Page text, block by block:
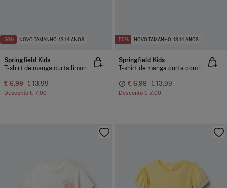
-50% NOVO TAMANHO: 13-14 ANOS
Springfield Kids
T-shirt de manga curta limonada para menina
€ 6,99 € 13,99
Desconto € 7,00
-50% NOVO TAMANHO: 13-14 ANOS
Springfield Kids
T-shirt de manga curta com lantejoulas limão menina
€ 6,99 € 13,99
Desconto € 7,00